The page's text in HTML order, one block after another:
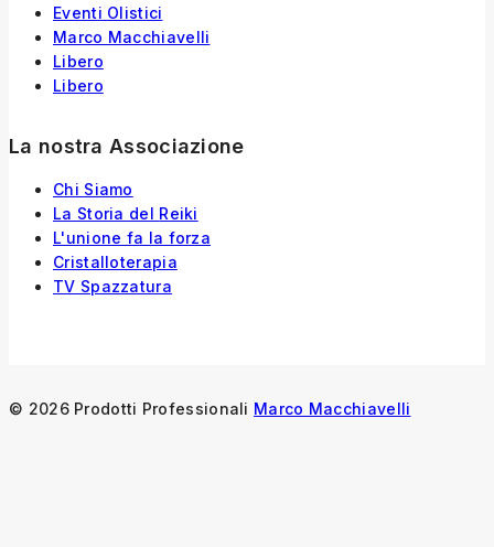
Eventi Olistici
Marco Macchiavelli
Libero
Libero
La nostra Associazione
Chi Siamo
La Storia del Reiki
L'unione fa la forza
Cristalloterapia
TV Spazzatura
© 2026 Prodotti Professionali Marco Macchiavelli